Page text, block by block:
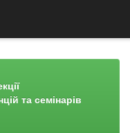
та семінарів